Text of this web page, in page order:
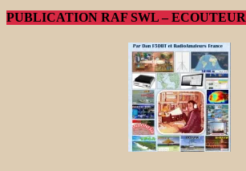
PUBLICATION RAF SWL – ECOUTEUR